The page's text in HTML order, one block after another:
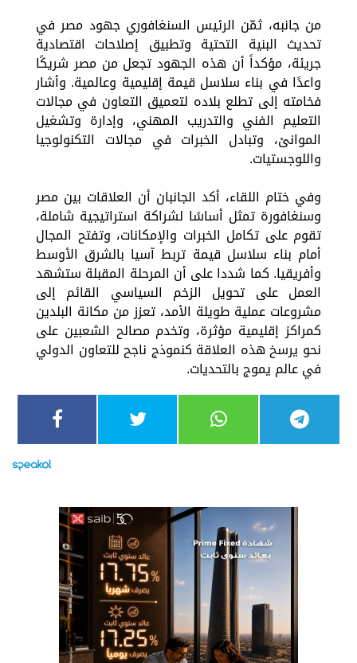
من جانبه، ثمّن الرئيس السنغافوري جهود مصر في
تحديث البنية التحتية وتطبيق إصلاحات اقتصادية
جريئة، مؤكداً أن هذه الجهود تجعل من مصر شريكًا
واعدًا في بناء سلاسل قيمة إقليمية وعالمية. وأشار
فخامته إلى تطلع بلاده لتعميق التعاون في مجالات
التعليم الفني والتدريب المهني، وإدارة وتشغيل
الموانئ، وتبادل الخبرات في مجالات التكنولوجيا
واللوجستيات.
وفي ختام اللقاء، أكد الجانبان أن العلاقات بين مصر
وسنغافورة تمثل أساسًا لشراكة استراتيجية شاملة،
تقوم على تكامل الخبرات والإمكانات، وتفتح المجال
أمام بناء سلاسل قيمة تربط آسيا بالشرق الأوسط
وأفريقيا. كما شددا على أن المرحلة المقبلة ستشهد
العمل على تحويل الزخم السياسي القائم إلى
مشروعات عملية طويلة الأمد، تعزز من مكانة البلدين
كمراكز إقليمية مؤثرة، وتخدم مصالح الشعبين على
نحو يرسخ هذه العلاقة كنموذج ناجح للتعاون الدولي
في عالم يموج بالتحديات.